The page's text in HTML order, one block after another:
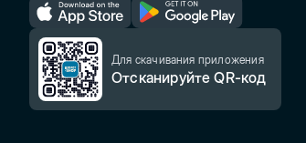
Для скачивания приложения
Отсканируйте QR-код